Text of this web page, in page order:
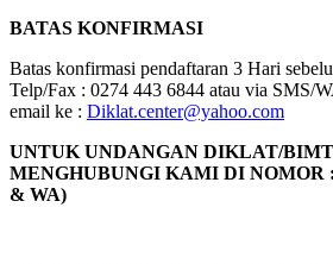
BATAS KONFIRMASI
Batas konfirmasi pendaftaran 3 Hari
Telp/Fax : 0274 443 6844 atau via SMS/
email ke : Diklat.center@yahoo.com
UNTUK UNDANGAN DIKLAT/
MENGHUBUNGI KAMI DI NOMOR :
& WA)